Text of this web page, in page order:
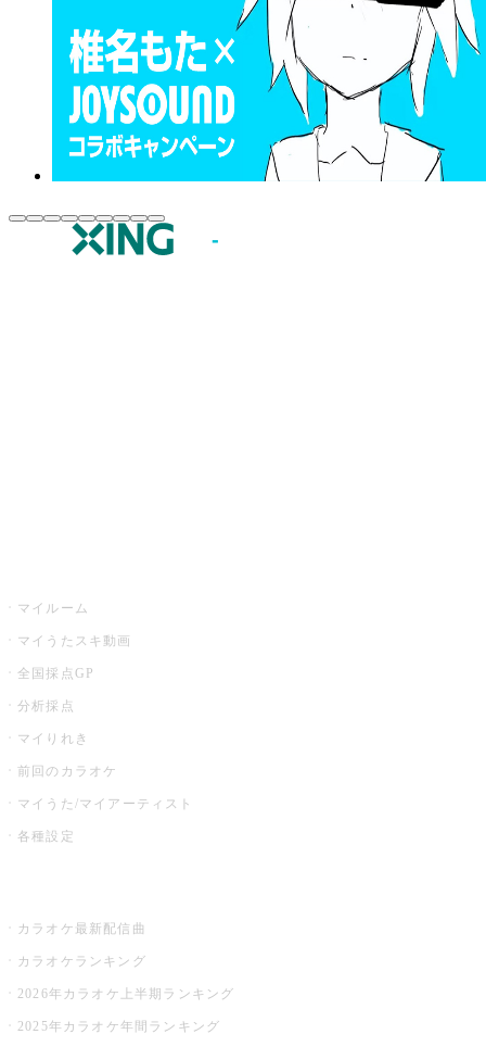
マイルーム
マイうたスキ動画
全国採点GP
分析採点
マイりれき
前回のカラオケ
マイうた/マイアーティスト
各種設定
カラオケ最新配信曲
カラオケランキング
2026年カラオケ上半期ランキング
2025年カラオケ年間ランキング